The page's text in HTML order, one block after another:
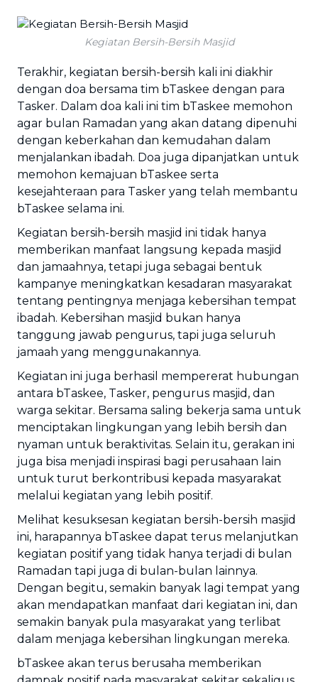
Kegiatan Bersih-Bersih Masjid
Terakhir, kegiatan bersih-bersih kali ini diakhir
dengan doa bersama tim bTaskee dengan para
Tasker. Dalam doa kali ini tim bTaskee memohon
agar bulan Ramadan yang akan datang dipenuhi
dengan keberkahan dan kemudahan dalam
menjalankan ibadah. Doa juga dipanjatkan untuk
memohon kemajuan bTaskee serta
kesejahteraan para Tasker yang telah membantu
bTaskee selama ini.
Kegiatan bersih-bersih masjid ini tidak hanya
memberikan manfaat langsung kepada masjid
dan jamaahnya, tetapi juga sebagai bentuk
kampanye meningkatkan kesadaran masyarakat
tentang pentingnya menjaga kebersihan tempat
ibadah. Kebersihan masjid bukan hanya
tanggung jawab pengurus, tapi juga seluruh
jamaah yang menggunakannya.
Kegiatan ini juga berhasil mempererat hubungan
antara bTaskee, Tasker, pengurus masjid, dan
warga sekitar. Bersama saling bekerja sama untuk
menciptakan lingkungan yang lebih bersih dan
nyaman untuk beraktivitas. Selain itu, gerakan ini
juga bisa menjadi inspirasi bagi perusahaan lain
untuk turut berkontribusi kepada masyarakat
melalui kegiatan yang lebih positif.
Melihat kesuksesan kegiatan bersih-bersih masjid
ini, harapannya bTaskee dapat terus melanjutkan
kegiatan positif yang tidak hanya terjadi di bulan
Ramadan tapi juga di bulan-bulan lainnya.
Dengan begitu, semakin banyak lagi tempat yang
akan mendapatkan manfaat dari kegiatan ini, dan
semakin banyak pula masyarakat yang terlibat
dalam menjaga kebersihan lingkungan mereka.
bTaskee akan terus berusaha memberikan